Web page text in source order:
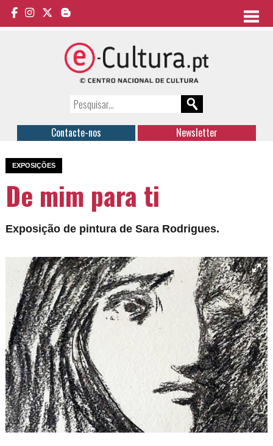
Contacte-nos Newsletter
EXPOSIÇÕES
De mim para ti
Exposição de pintura de Sara Rodrigues.